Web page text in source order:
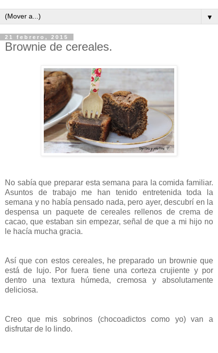
▼
21 febrero, 2015
Brownie de cereales.
No sabía que preparar esta semana para la comida familiar.
Asuntos de trabajo me han tenido entretenida toda la
semana y no había pensado nada, pero ayer, descubrí en la
despensa un paquete de cereales rellenos de crema de
cacao, que estaban sin empezar, señal de que a mi hijo no
le hacía mucha gracia.
Así que con estos cereales, he preparado un brownie que
está de lujo. Por fuera tiene una corteza crujiente y por
dentro una textura húmeda, cremosa y absolutamente
deliciosa.
Creo que mis sobrinos (chocoadictos como yo) van a
disfrutar de lo lindo.